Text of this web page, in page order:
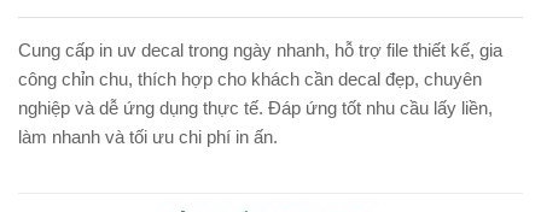
Cung cấp in uv decal trong ngày nhanh, hỗ trợ file thiết kế, gia
công chỉn chu, thích hợp cho khách cần decal đẹp, chuyên
nghiệp và dễ ứng dụng thực tế. Đáp ứng tốt nhu cầu lấy liền,
làm nhanh và tối ưu chi phí in ấn.